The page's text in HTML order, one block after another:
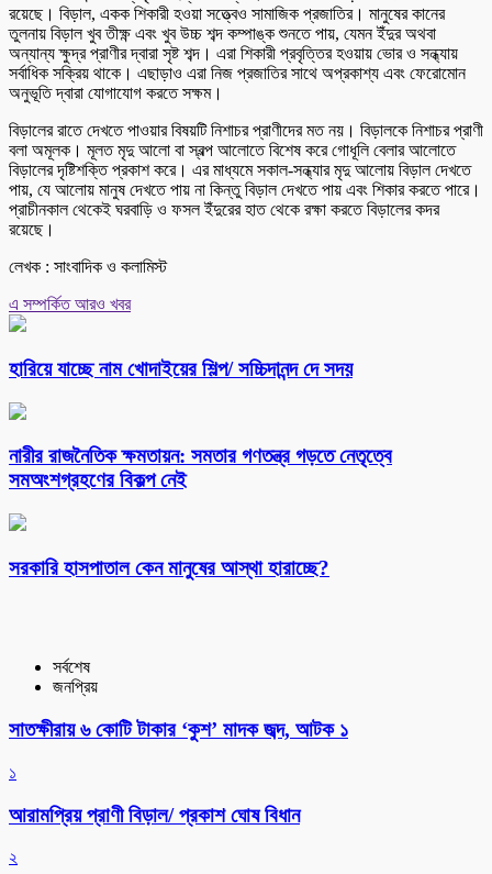
রয়েছে। বিড়াল, একক শিকারী হওয়া সত্ত্বেও সামাজিক প্রজাতির। মানুষের কানের
তুলনায় বিড়াল খুব তীক্ষ্ণ এবং খুব উচ্চ শব্দ কম্পাঙ্ক শুনতে পায়, যেমন ইঁদুর অথবা
অন্যান্য ক্ষুদ্র প্রাণীর দ্বারা সৃষ্ট শব্দ। এরা শিকারী প্রবৃত্তির হওয়ায় ভোর ও সন্ধ্যায়
সর্বাধিক সক্রিয় থাকে। এছাড়াও এরা নিজ প্রজাতির সাথে অপ্রকাশ্য এবং ফেরোমোন
অনুভূতি দ্বারা যোগাযোগ করতে সক্ষম।
বিড়ালের রাতে দেখতে পাওয়ার বিষয়টি নিশাচর প্রাণীদের মত নয়। বিড়ালকে নিশাচর প্রাণী
বলা অমূলক। মূলত মৃদু আলো বা স্বল্প আলোতে বিশেষ করে গোধূলি বেলার আলোতে
বিড়ালের দৃষ্টিশক্তি প্রকাশ করে। এর মাধ্যমে সকাল-সন্ধ্যার মৃদু আলোয় বিড়াল দেখতে
পায়, যে আলোয় মানুষ দেখতে পায় না কিন্তু বিড়াল দেখতে পায় এবং শিকার করতে পারে।
প্রাচীনকাল থেকেই ঘরবাড়ি ও ফসল ইঁদুরের হাত থেকে রক্ষা করতে বিড়ালের কদর
রয়েছে।
লেখক : সাংবাদিক ও কলামিস্ট
এ সম্পর্কিত আরও খবর
হারিয়ে যাচ্ছে নাম খোদাইয়ের শিল্প/ সচ্চিদানন্দ দে সদয়
নারীর রাজনৈতিক ক্ষমতায়ন: সমতার গণতন্ত্র গড়তে নেতৃত্বে
সমঅংশগ্রহণের বিকল্প নেই
সরকারি হাসপাতাল কেন মানুষের আস্থা হারাচ্ছে?
সর্বশেষ
জনপ্রিয়
সাতক্ষীরায় ৬ কোটি টাকার ‘কুশ’ মাদক জব্দ, আটক ১
১
আরামপ্রিয় প্রাণী বিড়াল/ প্রকাশ ঘোষ বিধান
২